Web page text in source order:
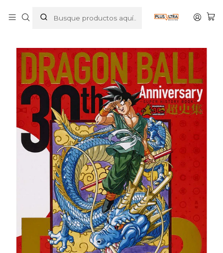
DRAGON BALL 30TH ANNIVERSARY SUPER HISTORY BOOK
- JAPÓN